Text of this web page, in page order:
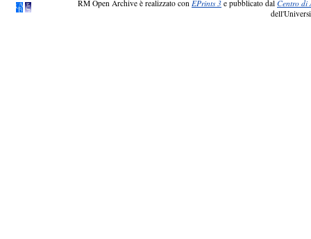
RM Open Archive è realizzato con EPrints 3 e pubblicato dal Centro di